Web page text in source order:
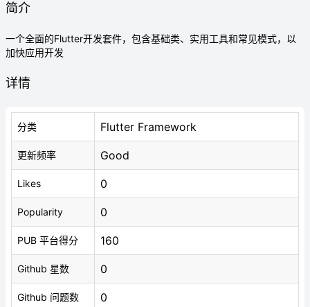
简介
一个全面的Flutter开发套件，包含基础类、实用工具和常见模式，以
加快应用开发
详情
分类 Flutter Framework
更新频率 Good
Likes 0
Popularity 0
PUB 平台得分 160
Github 星数 0
Github 问题数 0